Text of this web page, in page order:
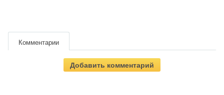
Комментарии
Добавить комментарий